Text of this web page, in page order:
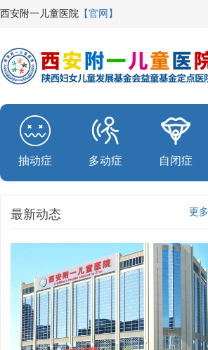
西安附一儿童医院 【官网】
抽动症 多动症 自闭症
更
最新动态